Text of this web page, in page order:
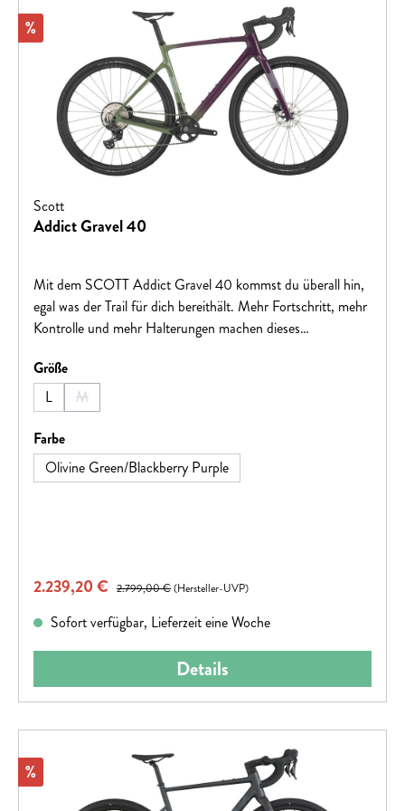
Rabatt
%
Scott
Addict Gravel 40
Mit dem SCOTT Addict Gravel 40 kommst du überall hin,
egal was der Trail für dich bereithält. Mehr Fortschritt, mehr
Kontrolle und mehr Halterungen machen dieses
Find yourself, get lost.Hinweis: Fahrradspezifikationen
können ohne vorherige Ankündigung geändert werden
Größeauswählen
L
M
(Diese Option ist zurzeit nicht verfügbar.)
Farbeauswählen
Olivine Green/Blackberry Purple
Verkaufspreis:
2.239,20 € Regulärer Preis:
2.799,00 €(Hersteller-UVP)
Sofort verfügbar, Lieferzeit eine Woche
Details
Rabatt
%